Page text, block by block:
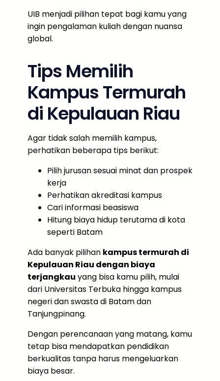
UIB menjadi pilihan tepat bagi kamu yang
ingin pengalaman kuliah dengan nuansa
global.
Tips Memilih
Kampus Termurah
di Kepulauan Riau
Agar tidak salah memilih kampus,
perhatikan beberapa tips berikut:
Pilih jurusan sesuai minat dan prospek
kerja
Perhatikan akreditasi kampus
Cari informasi beasiswa
Hitung biaya hidup terutama di kota
seperti Batam
Ada banyak pilihan kampus termurah di
Kepulauan Riau dengan biaya
terjangkau yang bisa kamu pilih, mulai
dari Universitas Terbuka hingga kampus
negeri dan swasta di Batam dan
Tanjungpinang.
Dengan perencanaan yang matang, kamu
tetap bisa mendapatkan pendidikan
berkualitas tanpa harus mengeluarkan
biaya besar.